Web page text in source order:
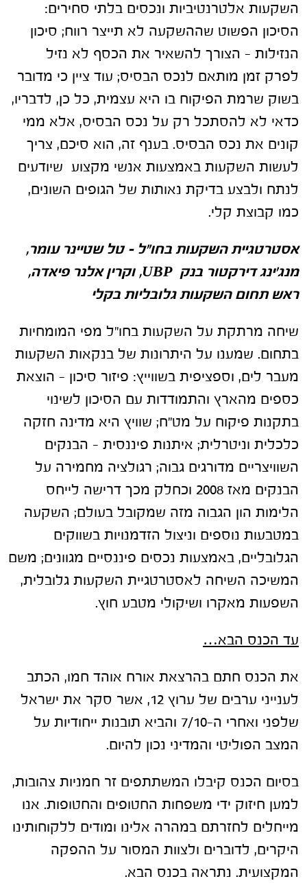
השקעות אלטרנטיביות ונכסים בלתי סחירים:
הסיכון הפשוט שההשקעה לא תייצר רווח; סיכון
הנזילות – הצורך להשאיר את הכסף לא נזיל
לפרק זמן מותאם לנכס הבסיס; עוד ציין כי מדובר
בשוק שרמת הפיקוח בו היא עצמית, כל כן, לדבריו,
כדאי לא להסתכל רק על נכס הבסיס, אלא ממי
קונים את נכס הבסיס. בענף זה, הוא סיכם, צריך
לעשות השקעות באמצעות אנשי מקצוע שיודעים
לנתח ולבצע בדיקת נאותות של הגופים השונים,
כמו קבוצת קלי.
אסטרטגיית השקעות בחו"ל – טל שטיינר עומר,
מנג'ינג דירקטור בנק UBP
, וקרין אלנר פיאדה,
ראש תחום השקעות גלובליות בקלי
שיחה מרתקת על השקעות בחו"ל מפי המומחיות
בתחום. שמענו על היתרונות של בנקאות השקעות
מעבר לים, וספציפית בשווייץ: פיזור סיכון – הוצאת
כספים מהארץ והתמודדות עם הסיכון לשינוי
בתקנות פיקוח על מט"ח; שוויץ היא מדינה חזקה
כלכלית וניטרלית; איתנות פיננסית – הבנקים
השוויצריים מדורגים גבוה; רגולציה מחמירה על
הבנקים מאז 2008 וכחלק מכך דרישה לייחס
הלימות הון הגבוה מזה שמקובל בעולם; השקעה
במטבעות נוספים וניצול הזדמנויות בשווקים
הגלובליים, באמצעות נכסים פיננסיים מגוונים; משם
המשיכה השיחה לאסטרטגיית השקעות גלובלית,
השפעות מאקרו ושיקולי מטבע חוץ.
עד הכנס הבא…
את הכנס חתם בהרצאת אורח אוהד חמו, הכתב
לענייני ערבים של ערוץ 12, אשר סקר את ישראל
שלפני ואחרי ה-7/10 והביא תובנות ייחודיות על
המצב הפוליטי והמדיני נכון להיום.
בסיום הכנס קיבלו המשתתפים זר חמניות צהובות,
למען חיזוק ידי משפחות החטופים והחטופות. אנו
מייחלים לחזרתם במהרה אלינו ומודים ללקוחותינו
היקרים, לדוברים ולצוות המסור על ההפקה
המקצועית. נתראה בכנס הבא.